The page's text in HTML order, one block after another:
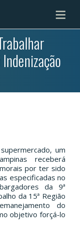
um
receberá
por ter sido
especificadas no
da 9ª
da 15ª Região
do
objetivo forçá-lo